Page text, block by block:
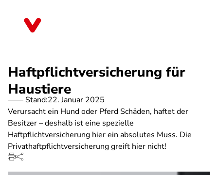
Haftpflichtversicherung für
Haustiere
Stand:22. Januar 2025
Verursacht ein Hund oder Pferd Schäden, haftet der
Besitzer – deshalb ist eine spezielle
Haftpflichtversicherung hier ein absolutes Muss. Die
Privathaftpflichtversicherung greift hier nicht!